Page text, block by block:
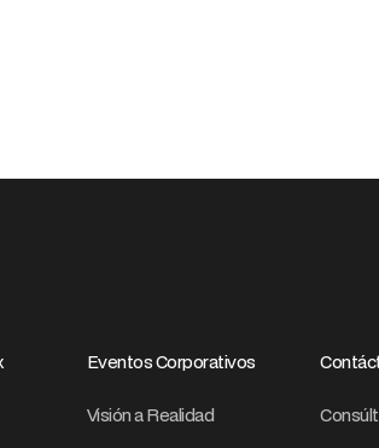
Eventos Corporativos
Visión a Realidad